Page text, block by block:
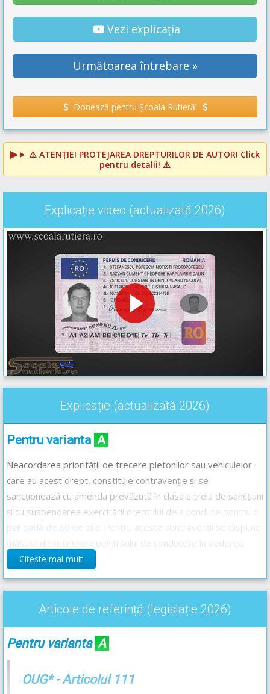
Vezi explicația
Următoarea întrebare »
Donează pentru Școala Rutieră!
⚠️ ATENȚIE! PROTEJAREA DREPTURILOR DE AUTOR! Click
pentru detalii! ⚠️
Explicație video (actualizată 2026)
Explicație (actualizată 2026)
Pentru variantaA
Neacordarea priorității de trecere pietonilor sau vehiculelor
care au acest drept, constituie contravenție și se
sancționează cu amenda prevăzută în clasa a treia de sancțiuni
și cu suspendarea exercitării dreptului de a conduce pentru o
suspendării exercitării dreptului de a conduce.
Permisul de conducere se retine și atunci când acesta este
deteriorat, prezintă modificări, ștersături sau adăugări.
Răspunsul corect este: A, B și C
Citeste mai mult
Articole de referință (legislație 2026)
Pentru variantaA
OUG* - Articolul 111